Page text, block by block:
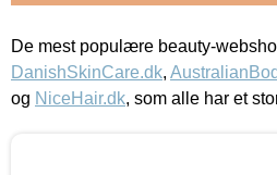
De mest populære beauty-
DanishSkinCare.dk,
og NiceHair.dk, som alle har et